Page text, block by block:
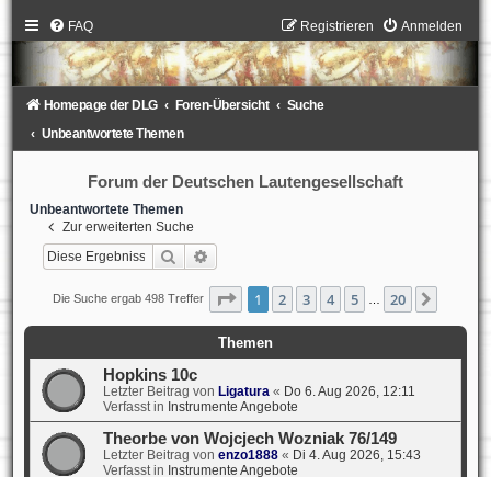
FAQ Anmelden
Registrieren
Homepage der DLG Foren-Übersicht
Suche
Unbeantwortete Themen
Forum der Deutschen Lautengesellschaft
Unbeantwortete Themen
Zur erweiterten Suche
Suche
Die Suche ergab 498 Treffer Seite 1von 20
1 2 3 4 5 20
Themen
Hopkins 10c
Letzter Beitrag von Ligatura « Do 6. Aug 2026, 12:11
Verfasst in Instrumente Angebote
Theorbe von Wojcjech Wozniak 76/149
Letzter Beitrag von enzo1888« Di 4. Aug 2026, 15:43
Verfasst in Instrumente Angebote